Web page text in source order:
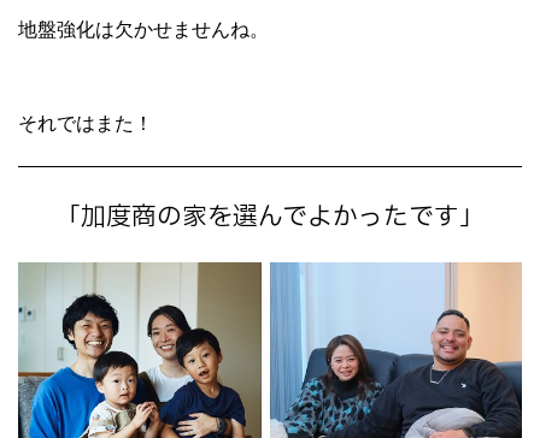
地盤強化は欠かせませんね。
それではまた！
「加度商の家を選んでよかったです」